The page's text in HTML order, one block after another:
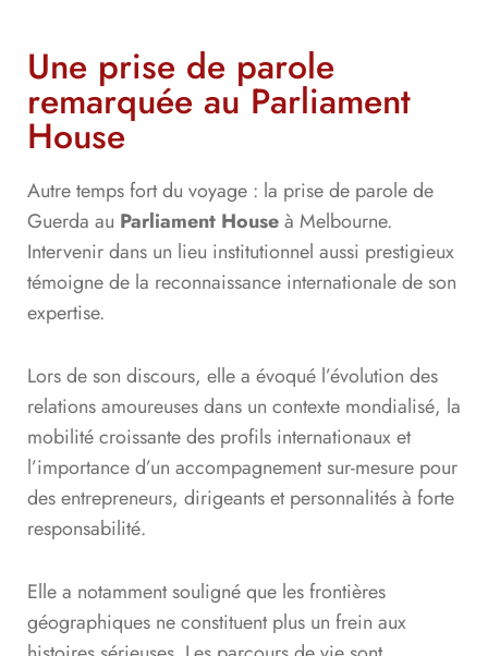
Une prise de parole
remarquée au Parliament
House
Autre temps fort du voyage : la prise de parole de
Guerda au Parliament Houseà Melbourne.
Intervenir dans un lieu institutionnel aussi prestigieux
témoigne de la reconnaissance internationale de son
expertise.
Lors de son discours, elle a évoqué l’évolution des
relations amoureuses dans un contexte mondialisé, la
mobilité croissante des profils internationaux et
l’importance d’un accompagnement sur-mesure pour
des entrepreneurs, dirigeants et personnalités à forte
responsabilité.
Elle a notamment souligné que les frontières
géographiques ne constituent plus un frein aux